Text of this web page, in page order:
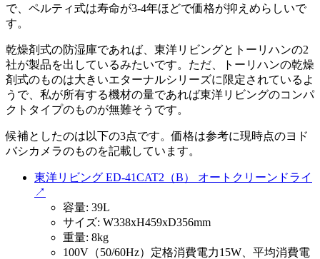
で、ペルティ式は寿命が3-4年ほどで価格が抑えめらしいで
す。
乾燥剤式の防湿庫であれば、東洋リビングとトーリハンの2
社が製品を出しているみたいです。ただ、トーリハンの乾燥
剤式のものは大きいエターナルシリーズに限定されているよ
うで、私が所有する機材の量であれば東洋リビングのコンパ
クトタイプのものが無難そうです。
候補としたのは以下の3点です。価格は参考に現時点のヨド
バシカメラのものを記載しています。
東洋リビング ED-41CAT2（B） オートクリーンドライ
↗
容量: 39L
サイズ: W338xH459xD356mm
重量: 8kg
100V（50/60Hz）定格消費電力15W、平均消費電